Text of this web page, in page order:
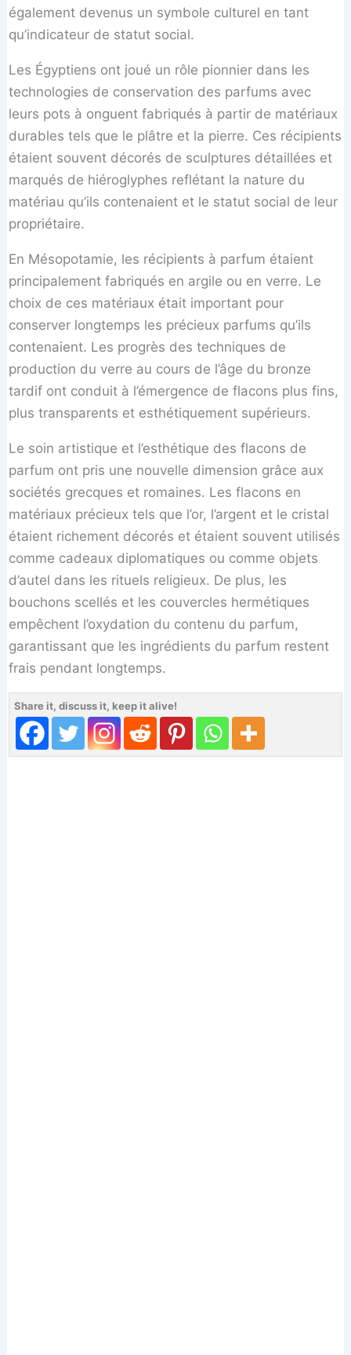
également devenus un symbole culturel en tant
qu’indicateur de statut social.
Les Égyptiens ont joué un rôle pionnier dans les
technologies de conservation des parfums avec
leurs pots à onguent fabriqués à partir de matériaux
durables tels que le plâtre et la pierre. Ces récipients
étaient souvent décorés de sculptures détaillées et
marqués de hiéroglyphes reflétant la nature du
matériau qu’ils contenaient et le statut social de leur
propriétaire.
En Mésopotamie, les récipients à parfum étaient
principalement fabriqués en argile ou en verre. Le
choix de ces matériaux était important pour
conserver longtemps les précieux parfums qu’ils
contenaient. Les progrès des techniques de
production du verre au cours de l’âge du bronze
tardif ont conduit à l’émergence de flacons plus fins,
plus transparents et esthétiquement supérieurs.
Le soin artistique et l’esthétique des flacons de
parfum ont pris une nouvelle dimension grâce aux
sociétés grecques et romaines. Les flacons en
matériaux précieux tels que l’or, l’argent et le cristal
étaient richement décorés et étaient souvent utilisés
comme cadeaux diplomatiques ou comme objets
d’autel dans les rituels religieux. De plus, les
bouchons scellés et les couvercles hermétiques
empêchent l’oxydation du contenu du parfum,
garantissant que les ingrédients du parfum restent
frais pendant longtemps.
Share it, discuss it, keep it alive!